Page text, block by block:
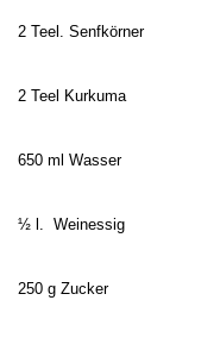
2 Teel. Senfkörner
2 Teel Kurkuma
650 ml Wasser
½ l. Weinessig
250 g Zucker